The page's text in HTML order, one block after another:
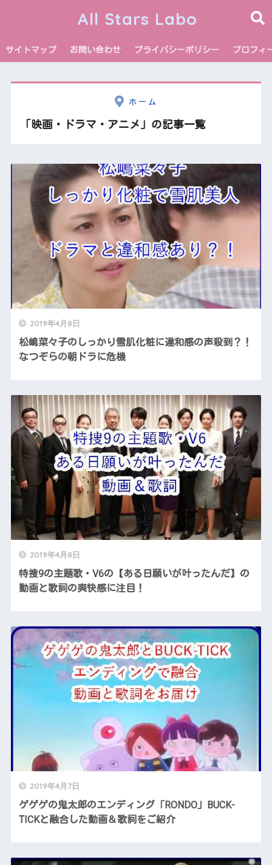
All Stars Labo
サイトマップ お問い合わせ プライバシーポリシー プロフィ
ホーム
「映画・ドラマ・アニメ」の記事一覧
2019年4月8日
松嶋菜々子のしっかり雪肌化粧に違和感の声殺到？！
なつぞらの朝ドラに危機
2019年4月8日
特捜9の主題歌・V6の【ある日願いが叶ったんだ】の
動画と歌詞の爽快感に注目！
2019年4月7日
ゲゲゲの鬼太郎のエンディング「RONDO」BUCK-
TICKと融合した動画＆歌詞をご紹介